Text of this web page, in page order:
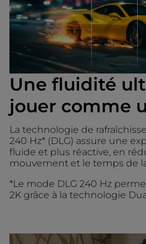
Une fluidité
jouer comme
La technologie de
240 Hz* (DLG) assure une
fluide et plus réactive, en
mouvement et le temps de
*Le mode DLG 240 Hz
2K grâce à la technologie